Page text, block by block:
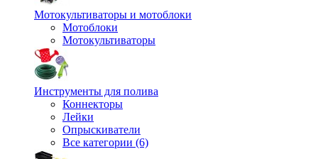
Мотокультиваторы и мотоблоки
Мотоблоки
Мотокультиваторы
Инструменты для полива
Коннекторы
Лейки
Опрыскиватели
Все категории (6)